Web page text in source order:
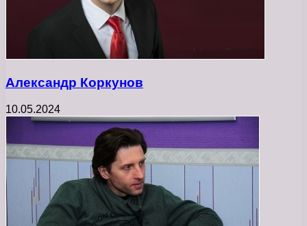
Александр Коркунов
10.05.2024